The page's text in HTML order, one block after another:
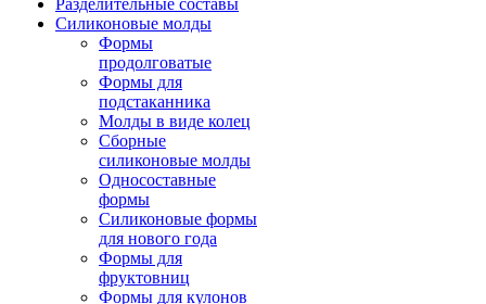
Разделительные составы
Силиконовые молды
Формы
продолговатые
Формы для
подстаканника
Молды в виде колец
Сборные
силиконовые молды
Односоставные
формы
Силиконовые формы
для нового года
Формы для
фруктовниц
Формы для кулонов